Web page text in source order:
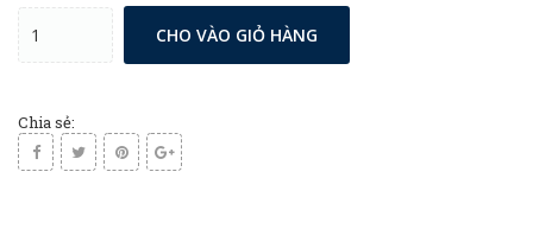
CHO VÀO GIỎ HÀNG
Chia sẻ: